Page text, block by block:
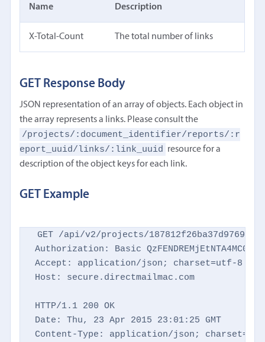
Name Description
X-Total-Count The total number of links
GET Response Body
JSON representation of an array of objects. Each object in
the array represents a links. Please consult the
/projects/:document_identifier/reports/:r
eport_uuid/links/:link_uuid resource for a
description of the object keys for each link.
GET Example
GET /api/v2/projects/
Authorization: Basic
Accept: application/json; charset=utf-8
Host: secure.directmailmac.com
HTTP/1.1 200 OK
Date: Thu, 23 Apr 2015 23:01:25 GMT
Content-Type: application/json;